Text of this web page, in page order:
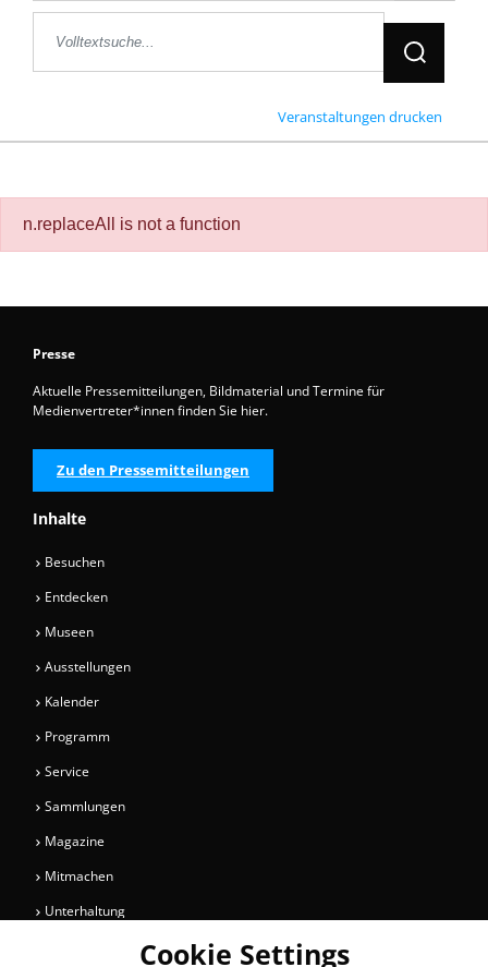
Jetzt
Veranstaltungen drucken
n.replaceAll is not a function
Presse
Aktuelle Pressemitteilungen, Bildmaterial und Termine für
Medienvertreter*innen finden Sie hier.
Zu den Pressemitteilungen
Inhalte
Besuchen
Entdecken
Museen
Ausstellungen
Kalender
Programm
Service
Sammlungen
Magazine
Mitmachen
Unterhaltung
Cookie Settings